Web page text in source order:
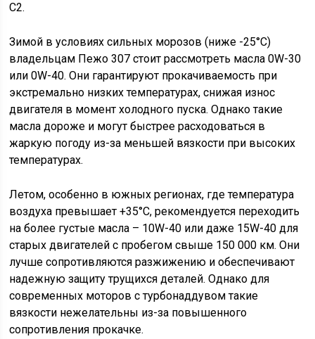
C2.
Зимой в условиях сильных морозов (ниже -25°C)
владельцам Пежо 307 стоит рассмотреть масла 0W-30
или 0W-40. Они гарантируют прокачиваемость при
экстремально низких температурах, снижая износ
двигателя в момент холодного пуска. Однако такие
масла дороже и могут быстрее расходоваться в
жаркую погоду из-за меньшей вязкости при высоких
температурах.
Летом, особенно в южных регионах, где температура
воздуха превышает +35°C, рекомендуется переходить
на более густые масла – 10W-40 или даже 15W-40 для
старых двигателей с пробегом свыше 150 000 км. Они
лучше сопротивляются разжижению и обеспечивают
надежную защиту трущихся деталей. Однако для
современных моторов с турбонаддувом такие
вязкости нежелательны из-за повышенного
сопротивления прокачке.